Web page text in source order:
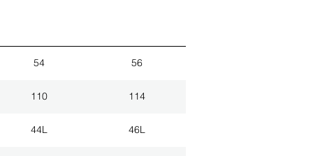
54 56
110 114
44L 46L